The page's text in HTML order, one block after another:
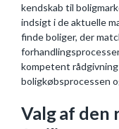
kendskab til
indsigt i de aktuelle
finde boliger, der
kompetent
boligkøbsprocessen
Valg af den